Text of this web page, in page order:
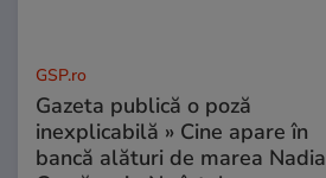
GSP.ro
Gazeta publică o poză
inexplicabilă » Cine apare în
bancă alături de marea Nadia